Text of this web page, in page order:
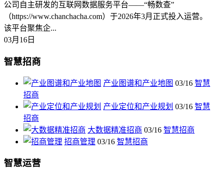
公司自主研发的互联网数据服务平台——“畅数查”
（https://www.chanchacha.com）于2026年3月正式投入运营。
该平台聚焦企...
03月16日
智慧招商
产业图谱和产业地图 03/16 智慧
招商
产业定位和产业规划 03/16 智慧
招商
大数据精准招商 03/16 智慧招商
招商管理 03/16 智慧招商
智慧运营